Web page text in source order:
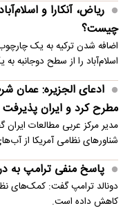
ریاض، آنکارا و
چیست؟
اضافه شدن ترکیه به یک
اسلام‌آباد را از سطح دوجانبه
ادعای الجزیره: عمان
مطرح کرد و ایران پذیرفت
مدیر مرکز عربی مطالعات ایران
شناورهای نظامی آمریکا از
پاسخ منفی ترامپ به
دونالد ترامپ گفت: کمک‌های
کاهش داده است.